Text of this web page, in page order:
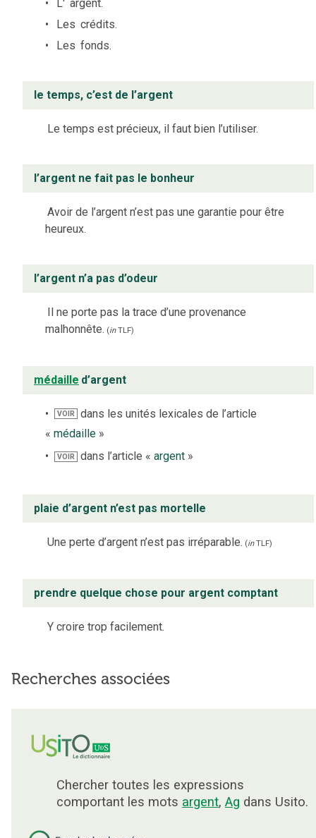
L' argent.
Les crédits.
Les fonds.
le temps, c’est de l’argent
Le temps est précieux, il faut bien l’utiliser.
l’argent ne fait pas le bonheur
Avoir de l’argent n’est pas une garantie pour être
heureux.
l’argent n’a pas d’odeur
Il ne porte pas la trace d’une provenance
malhonnête. (inTLF)
médaille d’argent
VOIR
dans les unités lexicales de l’article
« médaille »
VOIR dans l’article «argent »
plaie d’argent n’est pas mortelle
Une perte d’argent n’est pas irréparable. (inTLF)
prendre quelque chose pour argent comptant
Y croire trop facilement.
Recherches associées
Chercher toutes les expressions
comportant les mots argent, Ag dans Usito.